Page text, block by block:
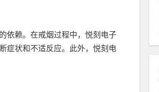
依赖。在戒烟过程中，悦刻电子
症状和不适反应。此外，悦刻电